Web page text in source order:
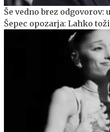
Še vedno brez
Šepec opozarja: Lahko